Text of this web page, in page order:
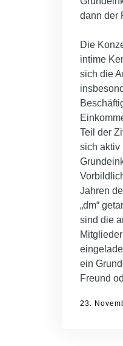
dann der
Die
intime
sich die
Teil der
sich aktiv
Jahren
„dm“
sind die
ein
Freund
23.